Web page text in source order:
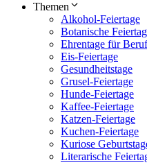
Themen
Alkohol-Feiertage
Botanische
Ehrentage für
Eis-Feiertage
Gesundheitstage
Grusel-Feiertage
Hunde-Feiertage
Kaffee-Feiertage
Katzen-Feiertage
Kuchen-Feiertage
Kuriose
Literarische